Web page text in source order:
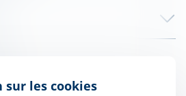
les cookies